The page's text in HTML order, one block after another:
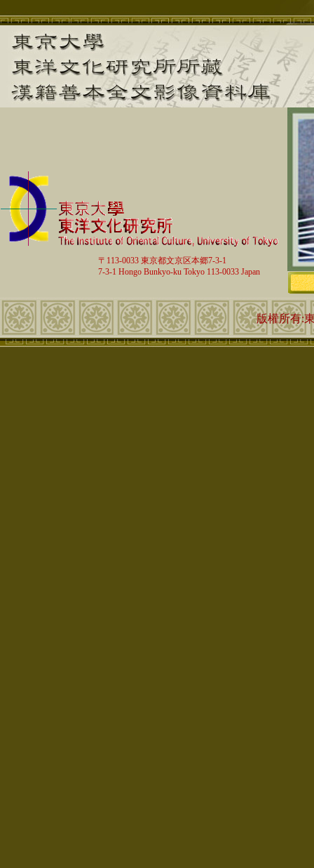
〒113-0033 東京都文京区本郷7-3-1
7-3-1 Hongo Bunkyo-ku Tokyo 113-0033 Japan
版權所有: